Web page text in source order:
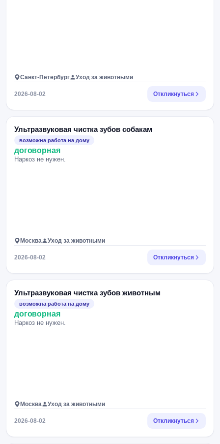
Санкт-Петербург Уход за животными
2026-08-02 Откликнуться
Ультразвуковая чистка зубов собакам
возможна работа на дому
договорная
Наркоз не нужен.
Москва Уход за животными
2026-08-02 Откликнуться
Ультразвуковая чистка зубов животным
возможна работа на дому
договорная
Наркоз не нужен.
Москва Уход за животными
2026-08-02 Откликнуться